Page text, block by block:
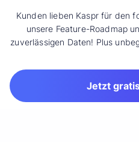
Kunden lieben Kaspr für den
unsere Feature-Roadmap
zuverlässigen Daten! Plus
Jetzt